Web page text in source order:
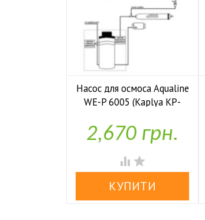
Насос для осмоса Aqualine
WE-P 6005 (Kaplya KP-
 У наявності
2,670 грн.
 